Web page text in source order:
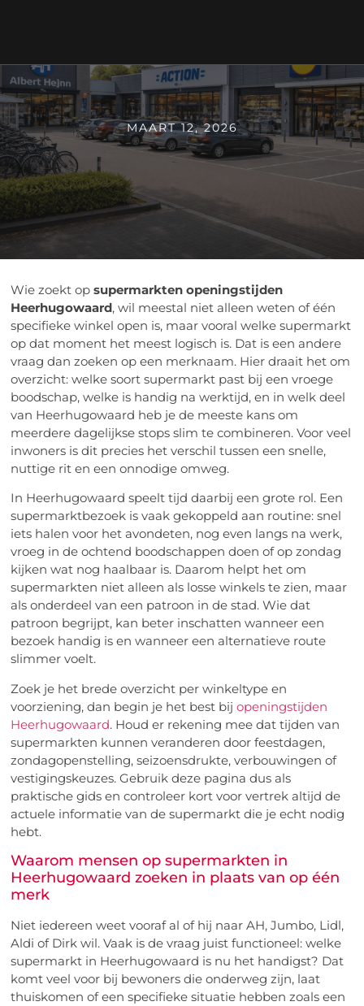
MAART 12, 2026
Wie zoekt opsupermarkten openingstijden
Heerhugowaard, wil meestal niet alleen weten of één
specifieke winkel open is, maar vooral welke supermarkt
op dat moment het meest logisch is. Dat is een andere
vraag dan zoeken op een merknaam. Hier draait het om
overzicht: welke soort supermarkt past bij een vroege
boodschap, welke is handig na werktijd, en in welk deel
van Heerhugowaard heb je de meeste kans om
meerdere dagelijkse stops slim te combineren. Voor veel
inwoners is dit precies het verschil tussen een snelle,
nuttige rit en een onnodige omweg.
In Heerhugowaard speelt tijd daarbij een grote rol. Een
supermarktbezoek is vaak gekoppeld aan routine: snel
iets halen voor het avondeten, nog even langs na werk,
vroeg in de ochtend boodschappen doen of op zondag
kijken wat nog haalbaar is. Daarom helpt het om
supermarkten niet alleen als losse winkels te zien, maar
als onderdeel van een patroon in de stad. Wie dat
patroon begrijpt, kan beter inschatten wanneer een
bezoek handig is en wanneer een alternatieve route
slimmer voelt.
Zoek je het brede overzicht per winkeltype en
voorziening, dan begin je het best bijopeningstijden
Heerhugowaard. Houd er rekening mee dat tijden van
supermarkten kunnen veranderen door feestdagen,
zondagopenstelling, seizoensdrukte, verbouwingen of
vestigingskeuzes. Gebruik deze pagina dus als
praktische gids en controleer kort voor vertrek altijd de
actuele informatie van de supermarkt die je echt nodig
hebt.
Waarom mensen op supermarkten in
Heerhugowaard zoeken in plaats van op één
merk
Niet iedereen weet vooraf al of hij naar AH, Jumbo, Lidl,
Aldi of Dirk wil. Vaak is de vraag juist functioneel: welke
supermarkt in Heerhugowaard is nu het handigst? Dat
komt veel voor bij bewoners die onderweg zijn, laat
thuiskomen of een specifieke situatie hebben zoals een